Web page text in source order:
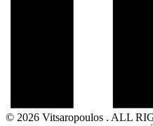
© 2026 Vitsaropoulos . ALL